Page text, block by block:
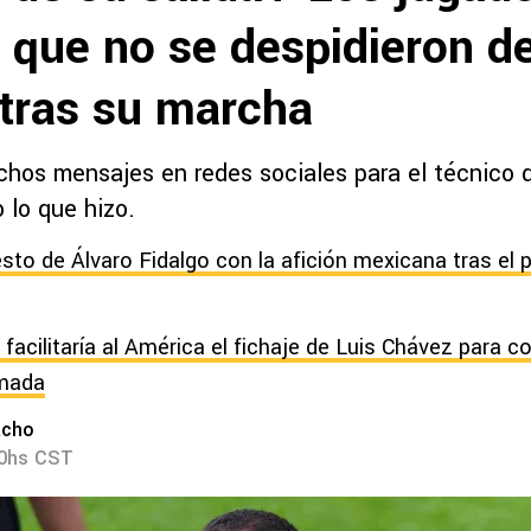
no se despidieron
su marcha
mensajes en redes sociales para el técnico
lo que hizo.
de Álvaro Fidalgo con la afición mexicana tras el
al América el fichaje de Luis Chávez para
CST